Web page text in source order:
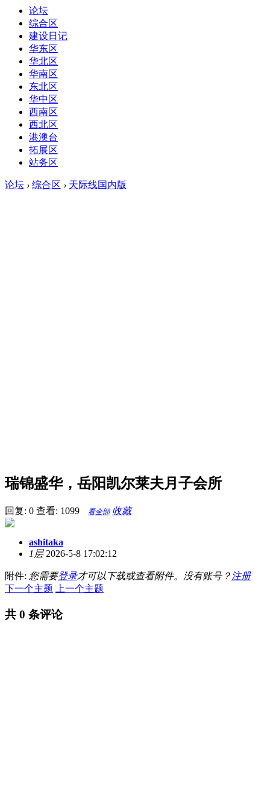
论坛
综合区
建设日记
华东区
华北区
华南区
东北区
华中区
西南区
西北区
港澳台
拓展区
站务区
论坛 › 综合区 › 天际线国内版
瑞锦盛华，岳阳凯尔莱夫月子会所
回复: 0 查看: 1099 看全部 收藏
ashitaka
1层2026-5-8 17:02:12
附件: 您需要登录才可以下载或查看附件。没有账号？ 注册
下一个主题
上一个主题
共 0 条评论